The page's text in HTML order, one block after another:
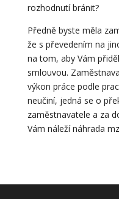
rozhodnutí bránit?
Předně byste měla
že s převedením na
na tom, aby Vám
smlouvou.
výkon práce podle
neučiní, jedná se o
zaměstnavatele a za
Vám náleží náhrada